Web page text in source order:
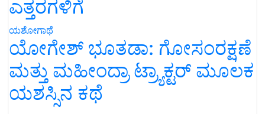
ಎತ್ತರಗಳಿಗೆ
ಯಶೋಗಾಥೆ
ಯೋಗೇಶ್ ಭೂತಡಾ: ಗೋಸಂರಕ್ಷಣೆ
ಮತ್ತು ಮಹೀಂದ್ರಾ ಟ್ರ್ಯಾಕ್ಟರ್ ಮೂಲಕ
ಯಶಸ್ಸಿನ ಕಥೆ